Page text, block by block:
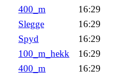
400_m
16:29
Slegge
16:29
Spyd
16:29
100_m_hekk
16:29
400_m
16:29